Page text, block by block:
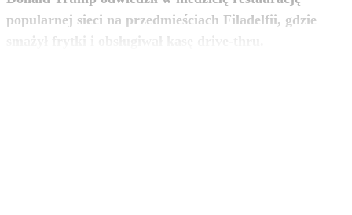
popularnej sieci na przedmieściach Filadelfii, gdzie
smażył frytki i obsługiwał kasę drive-thru.
zobacz więcej